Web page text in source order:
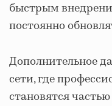
быстрым
постоянно
Дополнительное
сети, где
становятся